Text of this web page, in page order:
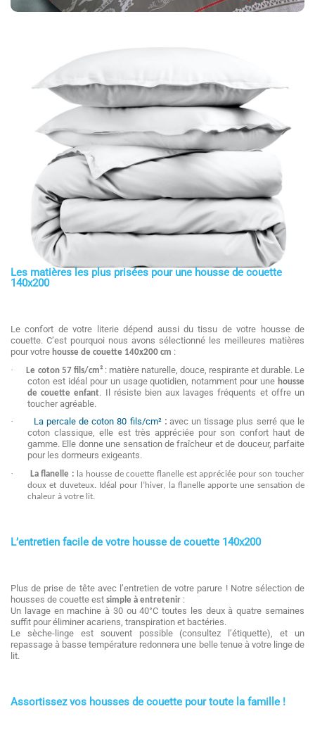
Les matières les plus prisées pour une housse de couette
140x200
Le confort de votre literie dépend aussi du tissu de votre housse de
couette. C’est pourquoi nous avons sélectionné les meilleures matières
pour votre housse de couette 140x200 cm :
·
Le coton 57 fils/cm² : matière naturelle, douce, respirante et durable. Le
coton est idéal pour un usage quotidien, notamment pour une housse
de couette enfant. Il résiste bien aux lavages fréquents et offre un
toucher agréable.
·
La percale de coton 80 fils/cm²:avec un tissage plus serré que le
coton classique, elle est très appréciée pour son confort haut de
gamme. Elle donne une sensation de fraîcheur et de douceur, parfaite
pour les dormeurs exigeants.
·
La flanelle : la housse de couette flanelle est appréciée pour son toucher
doux et duveteux. Idéal pour l’hiver, la flanelle apporte une sensation de
chaleur à votre lit.
L’entretien facile de votre housse de couette 140x200
Plus de prise de tête avec l’entretien de votre parure ! Notre sélection de
housses de couette est simple à entretenir :
Un lavage en machine à 30 ou 40°C toutes les deux à quatre semaines
suffit pour éliminer acariens, transpiration et bactéries.
Le sèche-linge est souvent possible (consultez l’étiquette), et un
repassage à basse température redonnera une belle tenue à votre linge de
lit.
Assortissez vos housses de couette pour toute la famille !